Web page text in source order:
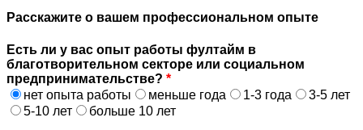
Расскажите о вашем профессиональном опыте
Есть ли у вас опыт работы фултайм в
благотворительном секторе или социальном
предпринимательстве? *
нет опыта работы
меньше года 1-3 года
3-5 лет
5-10 лет
больше 10 лет